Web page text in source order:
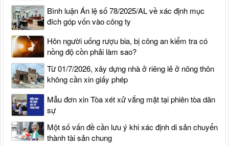
Bình luận Án lệ số 78/2025/AL về xác định mục
đích góp vốn vào công ty
Hôn người uống rượu bia, bị công an kiểm tra có
nồng độ cồn phải làm sao?
Từ 01/7/2026, xây dựng nhà ở riêng lẻ ở nông thôn
không cần xin giấy phép
Mẫu đơn xin Tòa xét xử vắng mặt tại phiên tòa dân
sự
Một số vấn đề cần lưu ý khi xác định di sản chuyển
thành tài sản chung